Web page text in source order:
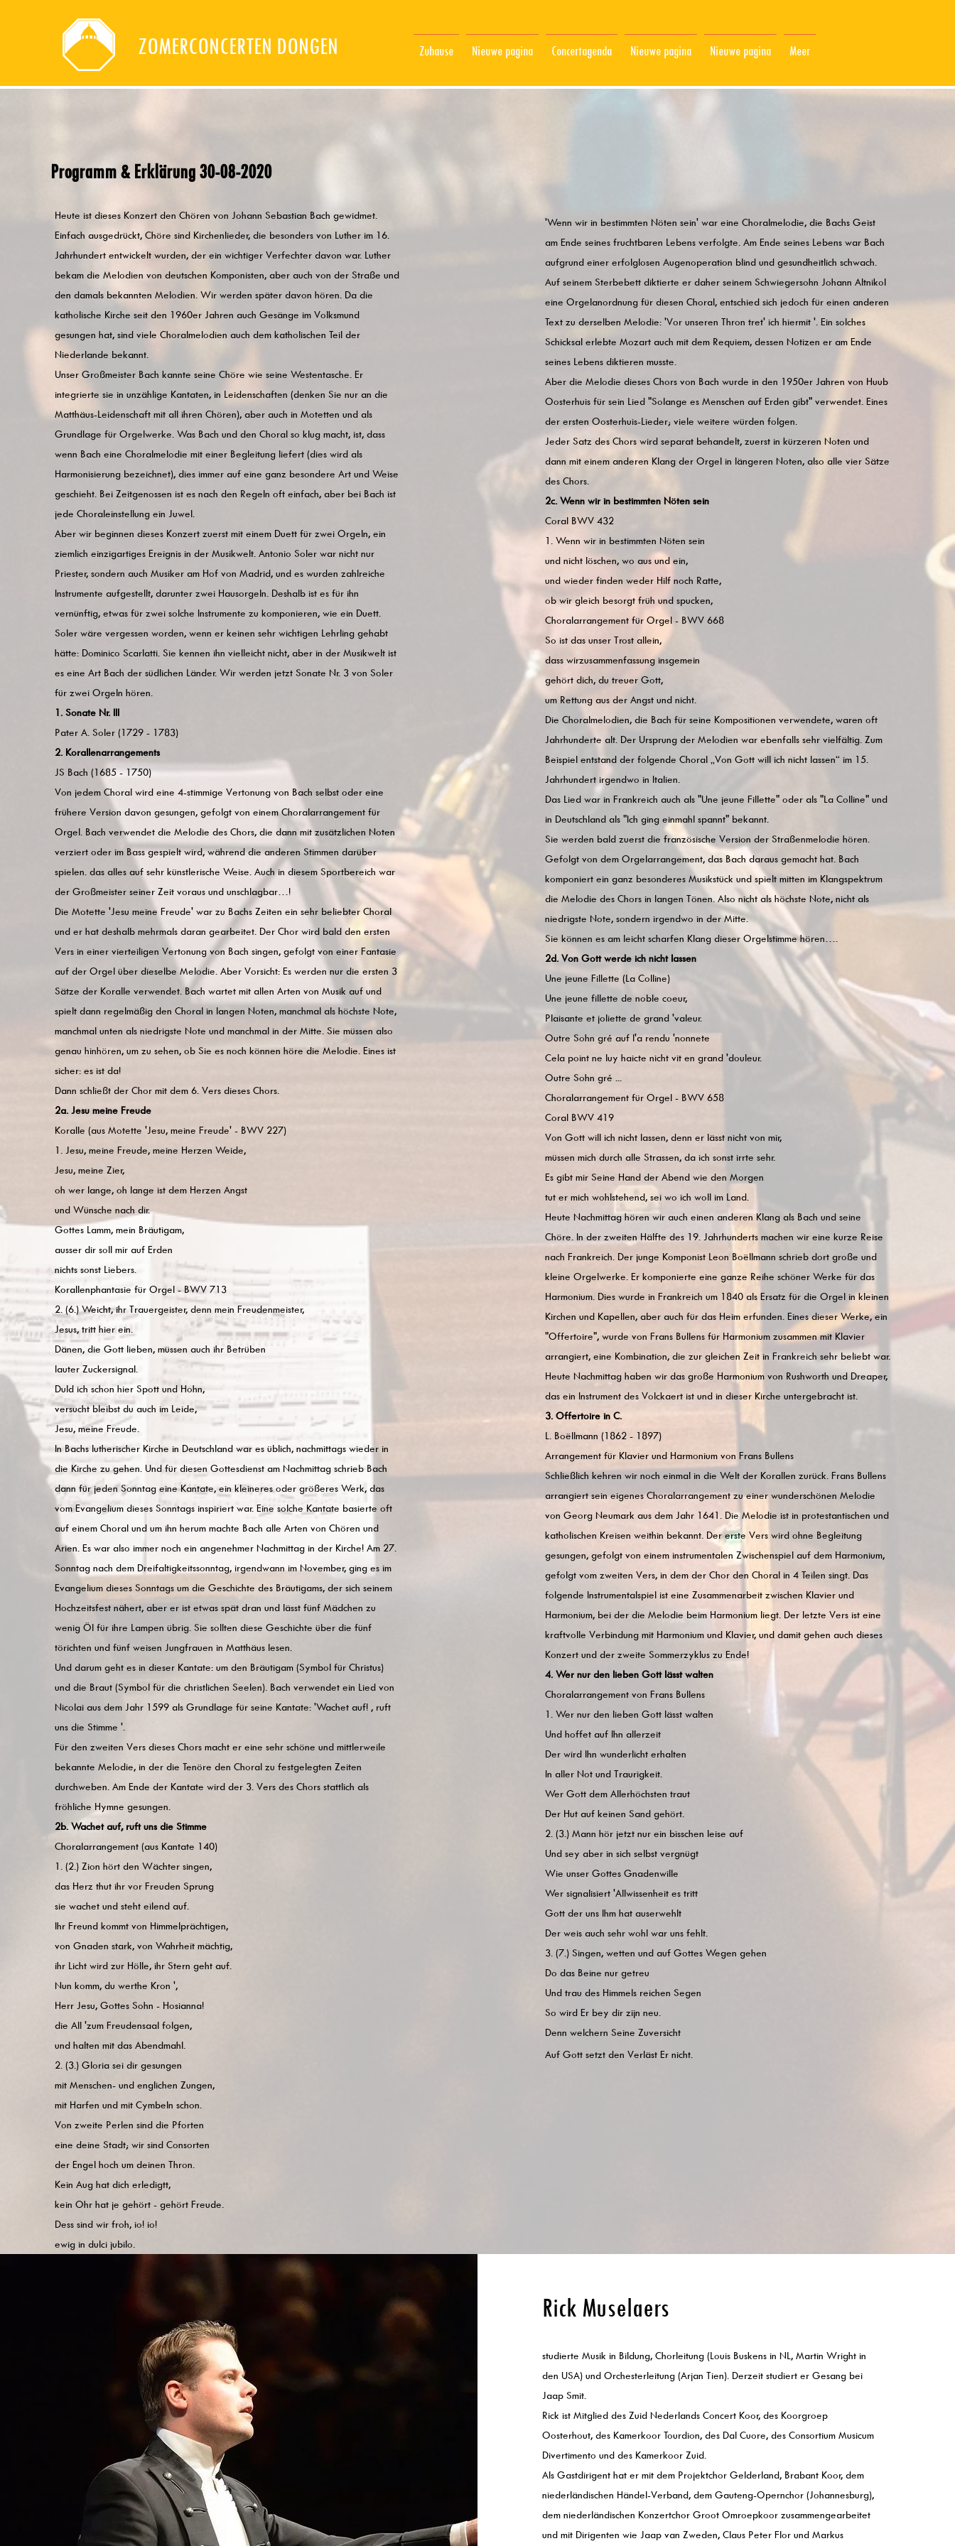
ZOMERCONCERTEN DONGEN Zuhause Nieuwe pagina Concertagenda Nieuwe pagina Nieuwe pagina Meer
Programm & Erklärung 30-08-2020
Heute ist dieses Konzert den Chören von Johann Sebastian Bach gewidmet.
Einfach ausgedrückt, Chöre sind Kirchenlieder, die besonders von Luther im 16.
Jahrhundert entwickelt wurden, der ein wichtiger Verfechter davon war. Luther
bekam die Melodien von deutschen Komponisten, aber auch von der Straße und
den damals bekannten Melodien. Wir werden später davon hören. Da die
katholische Kirche seit den 1960er Jahren auch Gesänge im Volksmund
gesungen hat, sind viele Choralmelodien auch dem katholischen Teil der
Niederlande bekannt.
Unser Großmeister Bach kannte seine Chöre wie seine Westentasche. Er
integrierte sie in unzählige Kantaten, in Leidenschaften (denken Sie nur an die
Matthäus-Leidenschaft mit all ihren Chören), aber auch in Motetten und als
Grundlage für Orgelwerke. Was Bach und den Choral so klug macht, ist, dass
wenn Bach eine Choralmelodie mit einer Begleitung liefert (dies wird als
Harmonisierung bezeichnet), dies immer auf eine ganz besondere Art und Weise
geschieht. Bei Zeitgenossen ist es nach den Regeln oft einfach, aber bei Bach ist
jede Choraleinstellung ein Juwel.
Aber wir beginnen dieses Konzert zuerst mit einem Duett für zwei Orgeln, ein
ziemlich einzigartiges Ereignis in der Musikwelt. Antonio Soler war nicht nur
Priester, sondern auch Musiker am Hof ​​von Madrid, und es wurden zahlreiche
Instrumente aufgestellt, darunter zwei Hausorgeln. Deshalb ist es für ihn
vernünftig, etwas für zwei solche Instrumente zu komponieren, wie ein Duett.
Soler wäre vergessen worden, wenn er keinen sehr wichtigen Lehrling gehabt
hätte: Dominico Scarlatti. Sie kennen ihn vielleicht nicht, aber in der Musikwelt ist
es eine Art Bach der südlichen Länder. Wir werden jetzt Sonate Nr. 3 von Soler
für zwei Orgeln hören.
1. Sonate Nr. III
Pater A. Soler (1729 - 1783)
2. Korallenarrangements
JS Bach (1685 - 1750)
Von jedem Choral wird eine 4-stimmige Vertonung von Bach selbst oder eine
frühere Version davon gesungen, gefolgt von einem Choralarrangement für
Orgel. Bach verwendet die Melodie des Chors, die dann mit zusätzlichen Noten
verziert oder im Bass gespielt wird, während die anderen Stimmen darüber
spielen. das alles auf sehr künstlerische Weise. Auch in diesem Sportbereich war
der Großmeister seiner Zeit voraus und unschlagbar…!
Die Motette 'Jesu meine Freude' war zu Bachs Zeiten ein sehr beliebter Choral
und er hat deshalb mehrmals daran gearbeitet. Der Chor wird bald den ersten
Vers in einer vierteiligen Vertonung von Bach singen, gefolgt von einer Fantasie
auf der Orgel über dieselbe Melodie. Aber Vorsicht: Es werden nur die ersten 3
Sätze der Koralle verwendet. Bach wartet mit allen Arten von Musik auf und
spielt dann regelmäßig den Choral in langen Noten, manchmal als höchste Note,
manchmal unten als niedrigste Note und manchmal in der Mitte. Sie müssen also
genau hinhören, um zu sehen, ob Sie es noch können höre die Melodie. Eines ist
sicher: es ist da!
Dann schließt der Chor mit dem 6. Vers dieses Chors.
2a. Jesu meine Freude
Koralle (aus Motette 'Jesu, meine Freude' - BWV 227)
1. Jesu, meine Freude, meine Herzen Weide,
Jesu, meine Zier,
oh wer lange, oh lange ist dem Herzen Angst
und Wünsche nach dir.
Gottes Lamm, mein Bräutigam,
ausser dir soll mir auf Erden
nichts sonst Liebers.
Korallenphantasie für Orgel - BWV 713
2. (6.) Weicht, ihr Trauergeister, denn mein Freudenmeister,
Jesus, tritt hier ein.
Dänen, die Gott lieben, müssen auch ihr Betrüben
lauter Zuckersignal.
Duld ich schon hier Spott und Hohn,
versucht bleibst du auch im Leide,
Jesu, meine Freude.
In Bachs lutherischer Kirche in Deutschland war es üblich, nachmittags wieder in
die Kirche zu gehen. Und für diesen Gottesdienst am Nachmittag schrieb Bach
dann für jeden Sonntag eine Kantate, ein kleineres oder größeres Werk, das
vom Evangelium dieses Sonntags inspiriert war. Eine solche Kantate basierte oft
auf einem Choral und um ihn herum machte Bach alle Arten von Chören und
Arien. Es war also immer noch ein angenehmer Nachmittag in der Kirche! Am 27.
Sonntag nach dem Dreifaltigkeitssonntag, irgendwann im November, ging es im
Evangelium dieses Sonntags um die Geschichte des Bräutigams, der sich seinem
Hochzeitsfest nähert, aber er ist etwas spät dran und lässt fünf Mädchen zu
wenig Öl für ihre Lampen übrig. Sie sollten diese Geschichte über die fünf
törichten und fünf weisen Jungfrauen in Matthäus lesen.
Und darum geht es in dieser Kantate: um den Bräutigam (Symbol für Christus)
und die Braut (Symbol für die christlichen Seelen). Bach verwendet ein Lied von
Nicolai aus dem Jahr 1599 als Grundlage für seine Kantate: 'Wachet auf! , ruft
uns die Stimme '.
Für den zweiten Vers dieses Chors macht er eine sehr schöne und mittlerweile
bekannte Melodie, in der die Tenöre den Choral zu festgelegten Zeiten
durchweben. Am Ende der Kantate wird der 3. Vers des Chors stattlich als
fröhliche Hymne gesungen.
2b. Wachet auf, ruft uns die Stimme
Choralarrangement (aus Kantate 140)
1. (2.) Zion hört den Wächter singen,
das Herz thut ihr vor Freuden Sprung
sie wachet und steht eilend auf.
Ihr Freund kommt von Himmelprächtigen,
von Gnaden stark, von Wahrheit mächtig,
ihr Licht wird zur Hölle, ihr Stern geht auf.
Nun komm, du werthe Kron ',
Herr Jesu, Gottes Sohn - Hosianna!
die All 'zum Freudensaal folgen,
und halten mit das Abendmahl.
2. (3.) Gloria sei dir gesungen
mit Menschen- und englichen Zungen,
mit Harfen und mit Cymbeln schon.
Von zweite Perlen sind die Pforten
eine deine Stadt; wir sind Consorten
der Engel hoch um deinen Thron.
Kein Aug hat dich erledigtt,
kein Ohr hat je gehört - gehört Freude.
Dess sind wir froh, io! io!
ewig in dulci jubilo.
'Wenn wir in bestimmten Nöten sein' war eine Choralmelodie, die Bachs Geist
am Ende seines fruchtbaren Lebens verfolgte. Am Ende seines Lebens war Bach
aufgrund einer erfolglosen Augenoperation blind und gesundheitlich schwach.
Auf seinem Sterbebett diktierte er daher seinem Schwiegersohn Johann Altnikol
eine Orgelanordnung für diesen Choral, entschied sich jedoch für einen anderen
Text zu derselben Melodie: 'Vor unseren Thron tret' ich hiermit '. Ein solches
Schicksal erlebte Mozart auch mit dem Requiem, dessen Notizen er am Ende
seines Lebens diktieren musste.
Aber die Melodie dieses Chors von Bach wurde in den 1950er Jahren von Huub
Oosterhuis für sein Lied "Solange es Menschen auf Erden gibt" verwendet. Eines
der ersten Oosterhuis-Lieder; viele weitere würden folgen.
Jeder Satz des Chors wird separat behandelt, zuerst in kürzeren Noten und
dann mit einem anderen Klang der Orgel in längeren Noten, also alle vier Sätze
des Chors.
2c. Wenn wir in bestimmten Nöten sein
Coral BWV 432
1. Wenn wir in bestimmten Nöten sein
und nicht löschen, wo aus und ein,
und wieder finden weder Hilf noch Ratte,
ob wir gleich besorgt früh und spucken,
Choralarrangement für Orgel - BWV 668
So ist das unser Trost allein,
dass wirzusammenfassung insgemein
gehört dich, du treuer Gott,
um Rettung aus der Angst und nicht.
Die Choralmelodien, die Bach für seine Kompositionen verwendete, waren oft
Jahrhunderte alt. Der Ursprung der Melodien war ebenfalls sehr vielfältig. Zum
Beispiel entstand der folgende Choral „Von Gott will ich nicht lassen“ im 15.
Jahrhundert irgendwo in Italien.
Das Lied war in Frankreich auch als "Une jeune Fillette" oder als "La Colline" und
in Deutschland als "Ich ging einmahl spannt" bekannt.
Sie werden bald zuerst die französische Version der Straßenmelodie hören.
Gefolgt von dem Orgelarrangement, das Bach daraus gemacht hat. Bach
komponiert ein ganz besonderes Musikstück und spielt mitten im Klangspektrum
die Melodie des Chors in langen Tönen. Also nicht als höchste Note, nicht als
niedrigste Note, sondern irgendwo in der Mitte.
Sie können es am leicht scharfen Klang dieser Orgelstimme hören….
2d. Von Gott werde ich nicht lassen
Une jeune Fillette (La Colline)
Une jeune fillette de noble coeur,
Plaisante et joliette de grand 'valeur.
Outre Sohn gré auf l'a rendu 'nonnete
Cela point ne luy haicte nicht vit en grand 'douleur.
Outre Sohn gré ...
Choralarrangement für Orgel - BWV 658
Coral BWV 419
Von Gott will ich nicht lassen, denn er lässt nicht von mir,
müssen mich durch alle Strassen, da ich sonst irrte sehr.
Es gibt mir Seine Hand der Abend wie den Morgen
tut er mich wohlstehend, sei wo ich woll im Land.
Heute Nachmittag hören wir auch einen anderen Klang als Bach und seine
Chöre. In der zweiten Hälfte des 19. Jahrhunderts machen wir eine kurze Reise
nach Frankreich. Der junge Komponist Leon Boëllmann schrieb dort große und
kleine Orgelwerke. Er komponierte eine ganze Reihe schöner Werke für das
Harmonium. Dies wurde in Frankreich um 1840 als Ersatz für die Orgel in kleinen
Kirchen und Kapellen, aber auch für das Heim erfunden. Eines dieser Werke, ein
"Offertoire", wurde von Frans Bullens für Harmonium zusammen mit Klavier
arrangiert, eine Kombination, die zur gleichen Zeit in Frankreich sehr beliebt war.
Heute Nachmittag haben wir das große Harmonium von Rushworth und Dreaper,
das ein Instrument des Volckaert ist und in dieser Kirche untergebracht ist.
3. Offertoire in C.
L. Boëllmann (1862 - 1897)
Arrangement für Klavier und Harmonium von Frans Bullens
Schließlich kehren wir noch einmal in die Welt der Korallen zurück. Frans Bullens
arrangiert sein eigenes Choralarrangement zu einer wunderschönen Melodie
von Georg Neumark aus dem Jahr 1641. Die Melodie ist in protestantischen und
katholischen Kreisen weithin bekannt. Der erste Vers wird ohne Begleitung
gesungen, gefolgt von einem instrumentalen Zwischenspiel auf dem Harmonium,
gefolgt vom zweiten Vers, in dem der Chor den Choral in 4 Teilen singt. Das
folgende Instrumentalspiel ist eine Zusammenarbeit zwischen Klavier und
Harmonium, bei der die Melodie beim Harmonium liegt. Der letzte Vers ist eine
kraftvolle Verbindung mit Harmonium und Klavier, und damit gehen auch dieses
Konzert und der zweite Sommerzyklus zu Ende!
4. Wer nur den lieben Gott lässt walten
Choralarrangement von Frans Bullens
1. Wer nur den lieben Gott lässt walten
Und hoffet auf Ihn allerzeit
Der wird Ihn wunderlicht erhalten
In aller Not und Traurigkeit.
Wer Gott dem Allerhöchsten traut
Der Hut auf keinen Sand gehört.
2. (3.) Mann hör jetzt nur ein bisschen leise auf
Und sey aber in sich selbst vergnügt
Wie unser Gottes Gnadenwille
Wer signalisiert 'Allwissenheit es tritt
Gott der uns Ihm hat auserwehlt
Der weis auch sehr wohl war uns fehlt.
3. (7.) Singen, wetten und auf Gottes Wegen gehen
Do das Beine nur getreu
Und trau des Himmels reichen Segen
So wird Er bey dir zijn neu.
Denn welchern Seine Zuversicht
Auf Gott setzt den Verläst Er nicht.
Rick Muselaers
studierte Musik in Bildung, Chorleitung (Louis Buskens in NL, Martin Wright in
den USA) und Orchesterleitung (Arjan Tien). Derzeit studiert er Gesang bei
Jaap Smit.
Rick ist Mitglied des Zuid Nederlands Concert Koor, des Koorgroep
Oosterhout, des Kamerkoor Tourdion, des Dal Cuore, des Consortium Musicum
Divertimento und des Kamerkoor Zuid.
Als Gastdirigent hat er mit dem Projektchor Gelderland, Brabant Koor, dem
niederländischen Händel-Verband, dem Gauteng-Opernchor (Johannesburg),
dem niederländischen Konzertchor Groot Omroepkoor zusammengearbeitet
und mit Dirigenten wie Jaap van Zweden, Claus Peter Flor und Markus